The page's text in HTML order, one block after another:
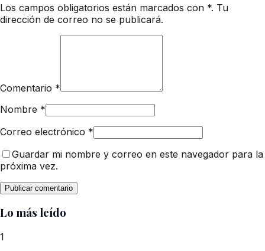
Los campos obligatorios están marcados con *. Tu
dirección de correo no se publicará.
Comentario *
Nombre *
Correo electrónico *
Guardar mi nombre y correo en este navegador para la
próxima vez.
Lo más leído
1